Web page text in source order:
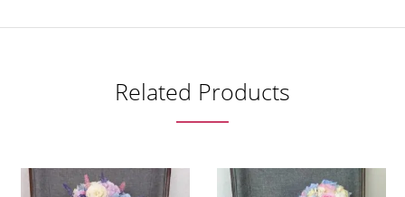
Related Products